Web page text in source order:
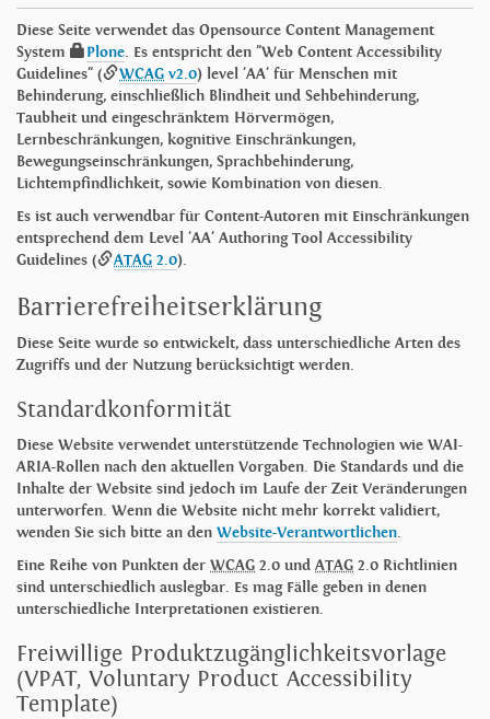
Diese Seite verwendet das Opensource Content Management
System
Plone. Es entspricht den "Web Content Accessibility
Guidelines" (
WCAG v2.0) level 'AA' für Menschen mit
Behinderung, einschließlich Blindheit und Sehbehinderung,
Taubheit und eingeschränktem Hörvermögen,
Lernbeschränkungen, kognitive Einschränkungen,
Bewegungseinschränkungen, Sprachbehinderung,
Lichtempfindlichkeit, sowie Kombination von diesen.
Es ist auch verwendbar für Content-Autoren mit Einschränkungen
entsprechend dem Level 'AA' Authoring Tool Accessibility
Guidelines (
ATAG 2.0).
Barrierefreiheitserklärung
Diese Seite wurde so entwickelt, dass unterschiedliche Arten des
Zugriffs und der Nutzung berücksichtigt werden.
Standardkonformität
Diese Website verwendet unterstützende Technologien wie WAI-
ARIA-Rollen nach den aktuellen Vorgaben. Die Standards und die
Inhalte der Website sind jedoch im Laufe der Zeit Veränderungen
unterworfen. Wenn die Website nicht mehr korrekt validiert,
wenden Sie sich bitte an den Website-Verantwortlichen.
Eine Reihe von Punkten der WCAG 2.0 und ATAG 2.0 Richtlinien
sind unterschiedlich auslegbar. Es mag Fälle geben in denen
unterschiedliche Interpretationen existieren.
Freiwillige Produktzugänglichkeitsvorlage
(VPAT, Voluntary Product Accessibility
Template)